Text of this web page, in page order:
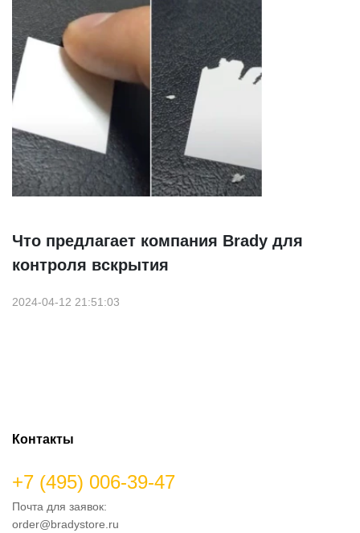
Что предлагает компания Brady для
контроля вскрытия
2024-04-12 21:51:03
Контакты
+7 (495) 006-39-47
Почта для заявок:
order@bradystore.ru